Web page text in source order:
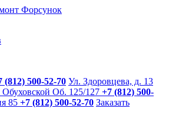
Форсунок
(812) 500-52-70 Ул. Здоровцева, д. 13
Об. 125/127 +7 (812) 500-
85 +7 (812) 500-52-70 Заказать